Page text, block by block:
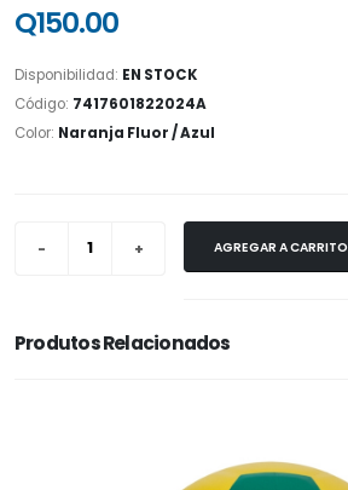
Q150.00
Disponibilidad: EN STOCK
Código: 7417601822024A
Color: Naranja Fluor / Azul
AGREGAR A CARRITO
Produtos Relacionados